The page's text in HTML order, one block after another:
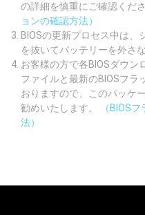
の詳細を慎重にご確認くだ
ョンの確認方法）
BIOSの更新プロセス中は
を抜いてバッテリーを外さ
お客様の方で各BIOSダウン
ファイルと最新のBIOSフラ
おりますので、このパッケ
勧めいたします。
（BIOS
法）